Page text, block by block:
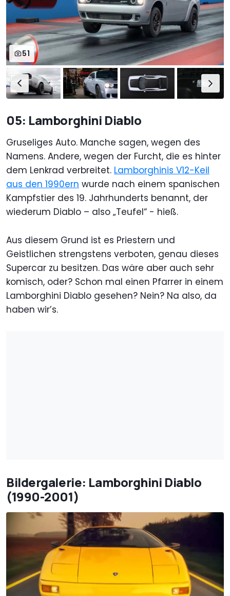
51
05: Lamborghini Diablo
Gruseliges Auto. Manche sagen, wegen des
Namens. Andere, wegen der Furcht, die es hinter
dem Lenkrad verbreitet. Lamborghinis V12-Keil
aus den 1990ern wurde nach einem spanischen
Kampfstier des 19. Jahrhunderts benannt, der
wiederum Diablo – also „Teufel“ - hieß.
Aus diesem Grund ist es Priestern und
Geistlichen strengstens verboten, genau dieses
Supercar zu besitzen. Das wäre aber auch sehr
komisch, oder? Schon mal einen Pfarrer in einem
Lamborghini Diablo gesehen? Nein? Na also, da
haben wir’s.
Bildergalerie: Lamborghini Diablo
(1990-2001)